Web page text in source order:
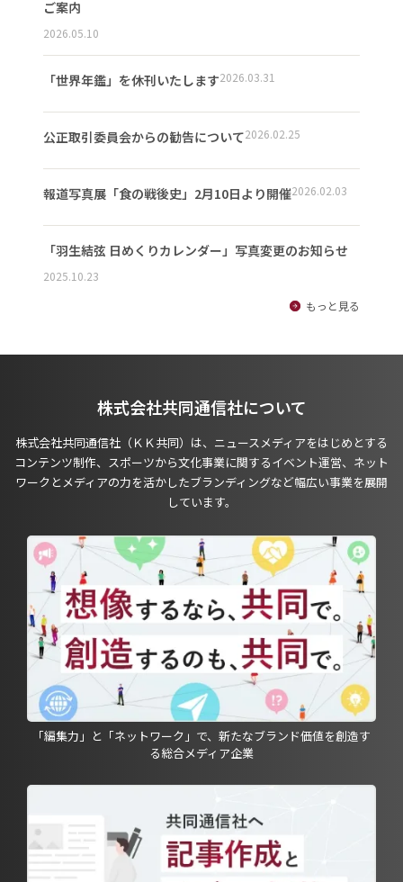
ご案内
2026.05.10
「世界年鑑」を休刊いたします2026.03.31
公正取引委員会からの勧告について2026.02.25
報道写真展「食の戦後史」2月10日より開催2026.02.03
「羽生結弦 日めくりカレンダー」写真変更のお知らせ
2025.10.23
もっと見る
株式会社共同通信社について
株式会社共同通信社（ＫＫ共同）は、ニュースメディアをはじめとする
コンテンツ制作、スポーツから文化事業に関するイベント運営、ネット
ワークとメディアの力を活かしたブランディングなど幅広い事業を展開
しています。
「編集力」と「ネットワーク」で、新たなブランド価値を創造す
る総合メディア企業